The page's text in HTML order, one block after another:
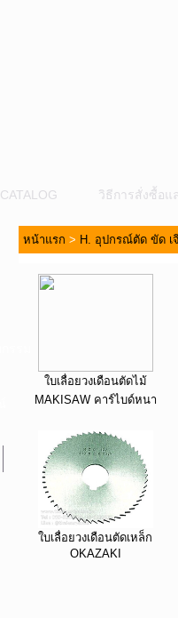
CATALOG วิธีการสั่งซื้อแ
หน้าแรก > H. อุปกรณ์ตัด ขัด เ
ใบเลื่อยวงเดือนตัดไม้
MAKISAW คาร์ไบด์หนา
ใบเลื่อยวงเดือนตัดเหล็ก
OKAZAKI